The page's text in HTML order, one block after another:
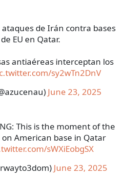
de Irán contra bases
EU en Qatar.
antiaéreas interceptan los
sy2wTn2DnV
June 23, 2025
This is the moment of the
American base in Qatar
sWXiEobgSX
June 23, 2025